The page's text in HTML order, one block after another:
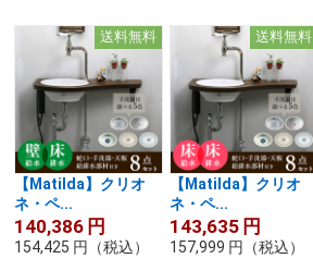
送料無料
【Matilda】クリオ
ネ・ペ...
140,386 円
154,425 円 （税込）
送料無料
【Matilda】クリオ
ネ・ペ...
143,635 円
157,999 円 （税込）